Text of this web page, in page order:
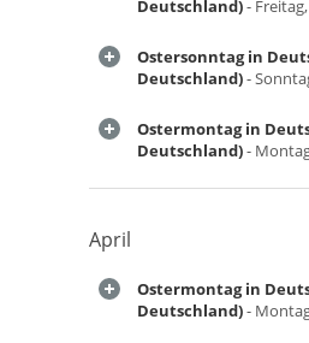
Deutschland)-
Ostersonntag in
Deutschland)-
Ostermontag in
Deutschland)-
April
Ostermontag in
Deutschland)-